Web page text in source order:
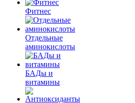
Фитнес
Отдельные
аминокислоты
БАДы и
витамины